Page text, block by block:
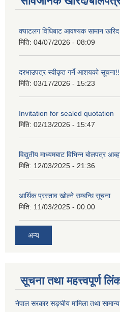
क्याटलग विधिबाट आवश्यक सामान
मिति: 04/07/2026 - 08:09
दरभाउपत्र स्वीकृत गर्ने आशयको
मिति: 03/17/2026 - 15:23
Invitation for sealed quotation
मिति: 02/13/2026 - 15:47
विद्युतीय माध्यमबाट विभिन्न बोलपत्र
मिति: 12/03/2025 - 21:36
आर्थिक प्रस्ताव खोल्ने सम्बन्धि सूचना
मिति: 11/03/2025 - 00:00
अन्य
सूचना तथा महत्त्वपूर्ण
नेपाल सरकार सङ्घीय मामिला तथा